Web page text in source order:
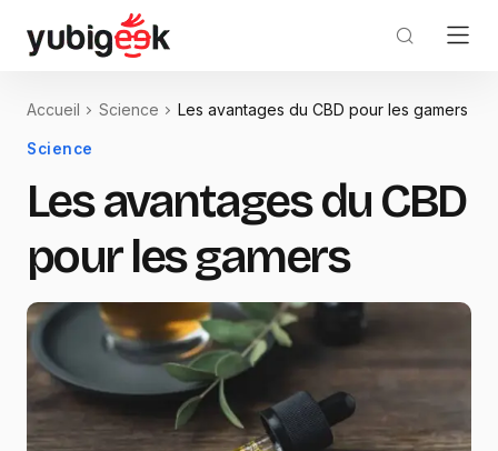
Accueil Science Les avantages du CBD pour les gamers
Science
Les avantages du CBD
pour les gamers